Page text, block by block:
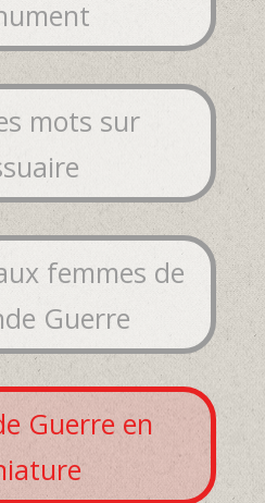
mots sur
femmes de
Guerre
Guerre en